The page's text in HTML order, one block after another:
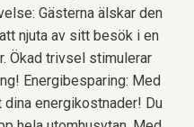
Gästerna älskar den
njuta av sitt besök i en
Ökad trivsel stimulerar
Energibesparing: Med
energikostnader! Du